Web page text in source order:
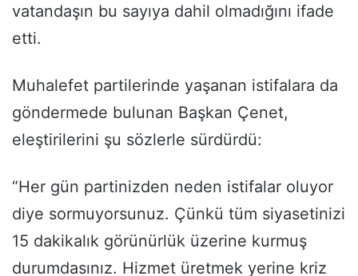
vatandaşın bu sayıya dahil olmadığını ifade
etti.
Muhalefet partilerinde yaşanan istifalara da
göndermede bulunan Başkan Çenet,
eleştirilerini şu sözlerle sürdürdü:
“Her gün partinizden neden istifalar oluyor
diye sormuyorsunuz. Çünkü tüm siyasetinizi
15 dakikalık görünürlük üzerine kurmuş
durumdasınız. Hizmet üretmek yerine kriz